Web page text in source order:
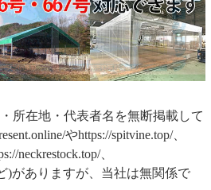
所在地・代表者名を無断掲載して
やhttps://spitvine.top/、
neckrestock.top/、
)がありますが、当社は無関係で